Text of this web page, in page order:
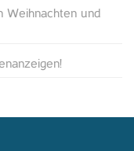
Weihnachten und